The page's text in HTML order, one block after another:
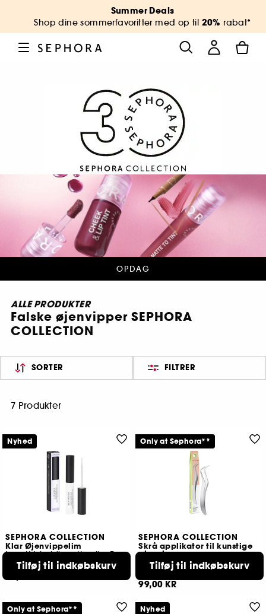
Summer Deals
Shop dine sommerfavoritter med op til 20% rabat*
OPDAG
ALLE PRODUKTER
Falske øjenvipper SEPHORA
COLLECTION
SORTER FILTRER
7 Produkter
SEPHORA COLLECTION
Klar Øjenvippelim
Langtidsholdbar, Usynlig, Transparent Lim
123
89,00 KR
Tilføj til indkøbskurv
Nyhed
SEPHORA COLLECTION
Skrå applikator til kunstige
øjenvipper
for nem påsætning af vipper
99,00 KR
Tilføj til indkøbskurv
Only at Sephora**
Only at Sephora** Nyhed